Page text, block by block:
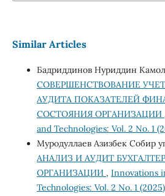
Similar Articles
Бадриддинов Нуриддин
СОВЕРШЕНСТВОВАНИЕ
АУДИТА ПОКАЗАТЕЛЕЙ
СОСТОЯНИЯ ОРГАНИЗАЦИИ
and Technologies: Vol. 2 No. 1
Муродуллаев Азизбек Собир
АНАЛИЗ И АУДИТ
ОРГАНИЗАЦИИ , Innovations
Technologies: Vol. 2 No. 1